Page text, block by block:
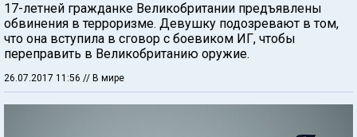
17-летней гражданке Великобритании предъявлены
обвинения в терроризме. Девушку подозревают в том,
что она вступила в сговор с боевиком ИГ, чтобы
переправить в Великобританию оружие.
26.07.2017 11:56 // В мире